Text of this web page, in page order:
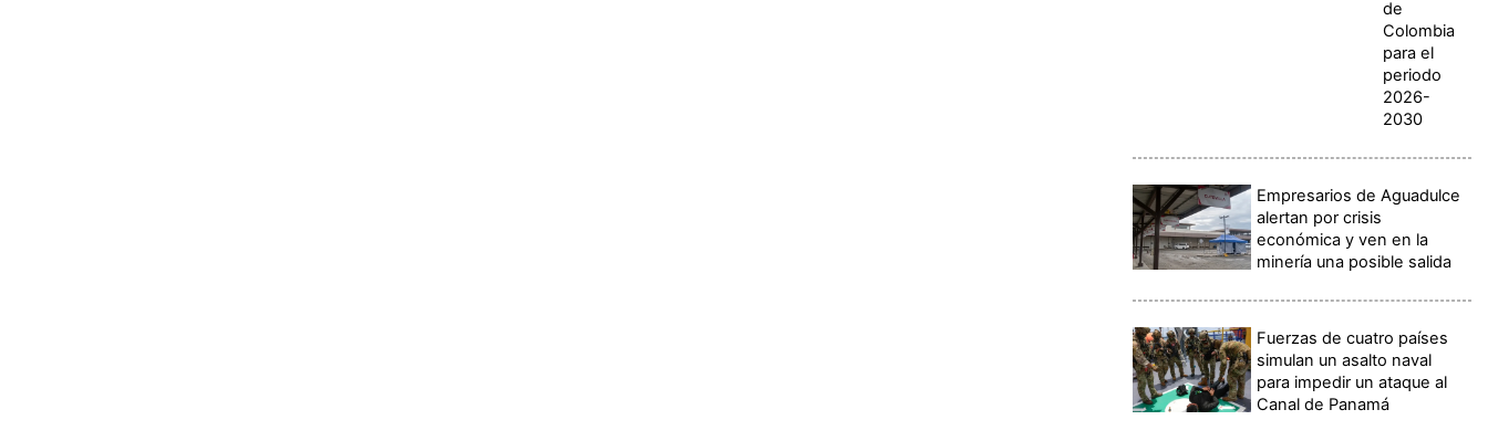
de
Colombia
para el
periodo
2026-
2030
Empresarios de Aguadulce
alertan por crisis
económica y ven en la
minería una posible salida
Fuerzas de cuatro países
simulan un asalto naval
para impedir un ataque al
Canal de Panamá